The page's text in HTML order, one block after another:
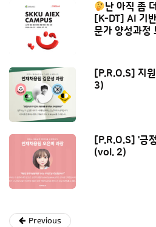
난 아직 좀
[K-DT] AI 기
문가 양성과
[P.R.O.S] 지
3)
[P.R.O.S] '긍
(vol. 2)
Previous